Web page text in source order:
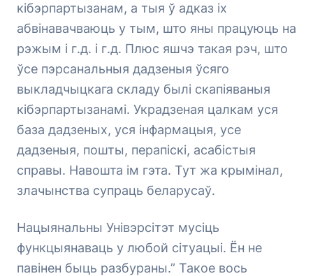
кібэрпартызанам, а тыя ў адказ іх
абвінавачваюць у тым, што яны працуюць на
рэжым і г.д. і г.д. Плюс яшчэ такая рэч, што
ўсе пэрсанальныя дадзеныя ўсяго
выкладчыцкага складу былі скапіяваныя
кібэрпартызанамі. Украдзеная цалкам уся
база дадзеных, уся інфармацыя, усе
дадзеныя, пошты, перапіскі, асабістыя
справы. Навошта ім гэта. Тут жа крымінал,
злачынства супраць беларусаў.
Нацыянальны Унівэрсітэт мусіць
функцыянаваць у любой сітуацыі. Ён не
павінен быць разбураны.” Такое вось